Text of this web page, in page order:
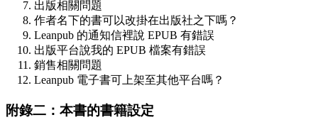
出版相關問題
作者名下的書可以改掛在出版社之下嗎？
Leanpub 的通知信裡說 EPUB 有錯誤
出版平台說我的 EPUB 檔案有錯誤
銷售相關問題
Leanpub 電子書可上架至其他平台嗎？
附錄二：本書的書籍設定